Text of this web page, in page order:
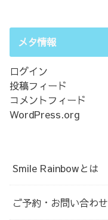
メタ情報
ログイン
投稿フィード
コメントフィード
WordPress.org
Smile Rainbowとは
ご予約・お問い合わせ